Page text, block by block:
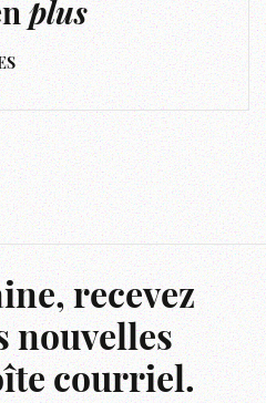
plus
recevez
nouvelles
courriel.